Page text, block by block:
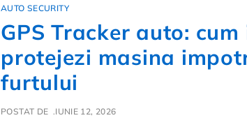
AUTO SECURITY
GPS Tracker auto: cum
protejezi masina
furtului
POSTAT DE IUNIE 12, 2026